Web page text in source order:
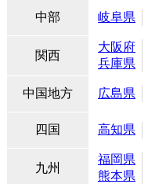
中部 岐阜県
関西
大阪府
兵庫県
中国地方 広島県
四国 高知県
九州
福岡県
熊本県